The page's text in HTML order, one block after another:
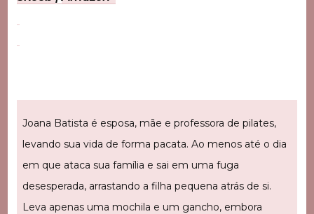
Joana Batista é esposa, mãe e professora de pilates,
levando sua vida de forma pacata. Ao menos até o dia
em que ataca sua família e sai em uma fuga
desesperada, arrastando a filha pequena atrás de si.
Leva apenas uma mochila e um gancho, embora